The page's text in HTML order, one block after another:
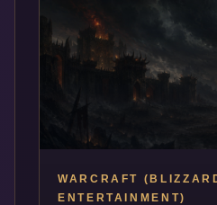
WARCRAFT
ENTERTAINMENT)